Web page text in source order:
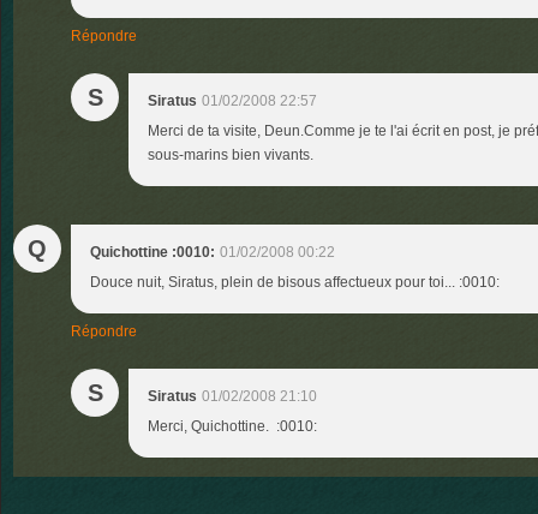
Répondre
S Siratus 01/02/2008 22:57
Merci de ta visite, Deun.Comme je te l'ai écrit en post, je
sous-marins bien vivants.
Q Quichottine :0010: 01/02/2008 00:22
Douce nuit, Siratus, plein de bisous affectueux pour toi... :0010:
Répondre
S Siratus 01/02/2008 21:10
Merci, Quichottine. :0010: